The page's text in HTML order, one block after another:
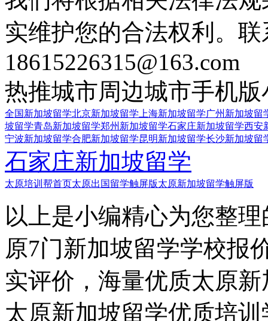
实维护您的合法权利。
18615226315@163.com
热推城市周边城市手机版
全国新加坡留学北京新加坡留学 上海新加坡留学广州新加坡留
坡留学青岛新加坡留学郑州新加坡留学石家庄新加坡留学西安
宁波新加坡留学合肥新加坡留学昆明新加坡留学长沙新加坡留
石家庄新加坡留学
太原培训帮首页太原出国留学触屏版太原新加坡留学触屏版
以上是小编精心为您整
原7门新加坡留学学校报
实评价，海量优质太原
太原新加坡留学优质培